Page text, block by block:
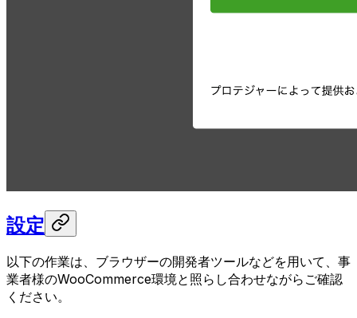
設定
以下の作業は、ブラウザーの開発者ツールなどを用いて、事
業者様のWooCommerce環境と照らし合わせながらご確認
ください。